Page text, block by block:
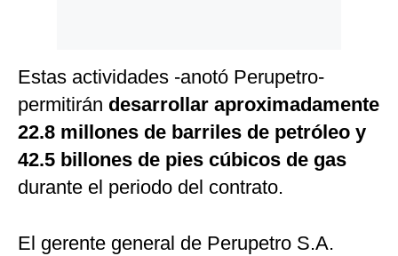
Estas actividades -anotó Perupetro-
permitirán desarrollar aproximadamente
22.8 millones de barriles de petróleo y
42.5 billones de pies cúbicos de gas
durante el periodo del contrato.
El gerente general de Perupetro S.A.